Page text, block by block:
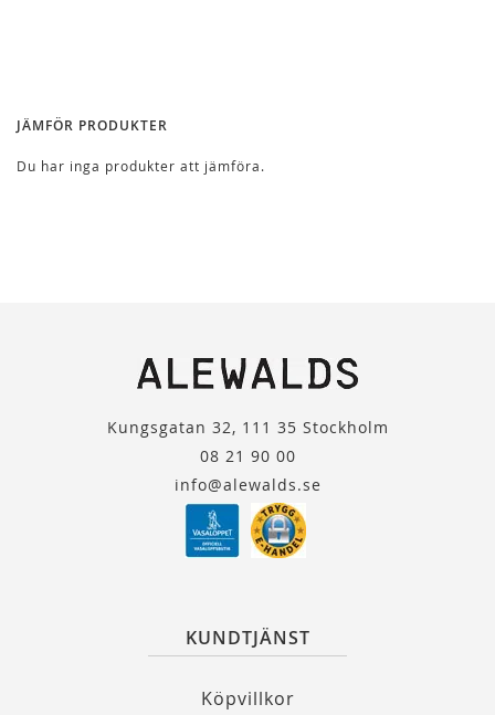
JÄMFÖR PRODUKTER
Du har inga produkter att jämföra.
Kungsgatan 32, 111 35 Stockholm
08 21 90 00
info@alewalds.se
KUNDTJÄNST
Köpvillkor